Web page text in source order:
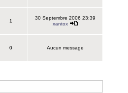
1
30 Septembre 2006 23:39
xantox
0 Aucun message